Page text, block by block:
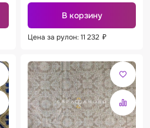
В корзину
Цена за рулон: 11 232 ₽